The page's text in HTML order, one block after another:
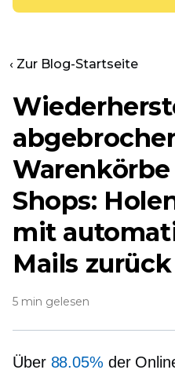
‹ Zur Blog-Startseite
Shops:
mit
Mails zurück
5 min gelesen
Über 88.05% der